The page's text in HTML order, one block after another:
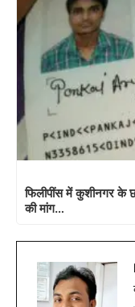
फिलीपींस में कुशीनगर के
की मांग…